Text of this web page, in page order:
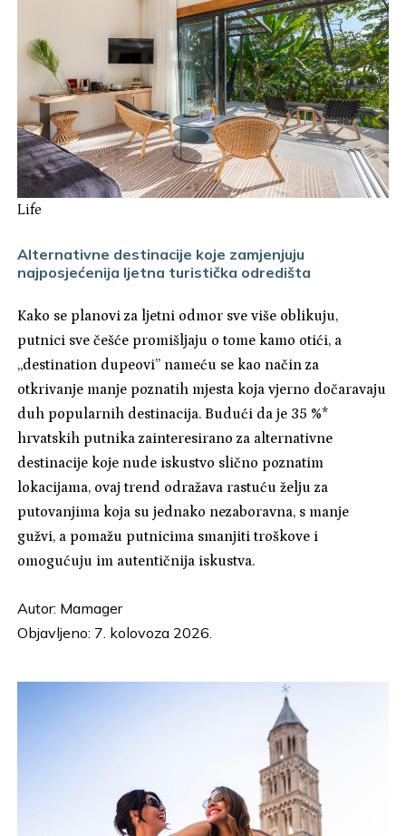
Life
Alternativne destinacije koje zamjenjuju
najposjećenija ljetna turistička odredišta
Kako se planovi za ljetni odmor sve više oblikuju,
putnici sve češće promišljaju o tome kamo otići, a
„destination dupeovi” nameću se kao način za
otkrivanje manje poznatih mjesta koja vjerno dočaravaju
duh popularnih destinacija. Budući da je 35 %*
hrvatskih putnika zainteresirano za alternativne
destinacije koje nude iskustvo slično poznatim
lokacijama, ovaj trend odražava rastuću želju za
putovanjima koja su jednako nezaboravna, s manje
gužvi, a pomažu putnicima smanjiti troškove i
omogućuju im autentičnija iskustva.
Autor: Mamager
Objavljeno: 7. kolovoza 2026.